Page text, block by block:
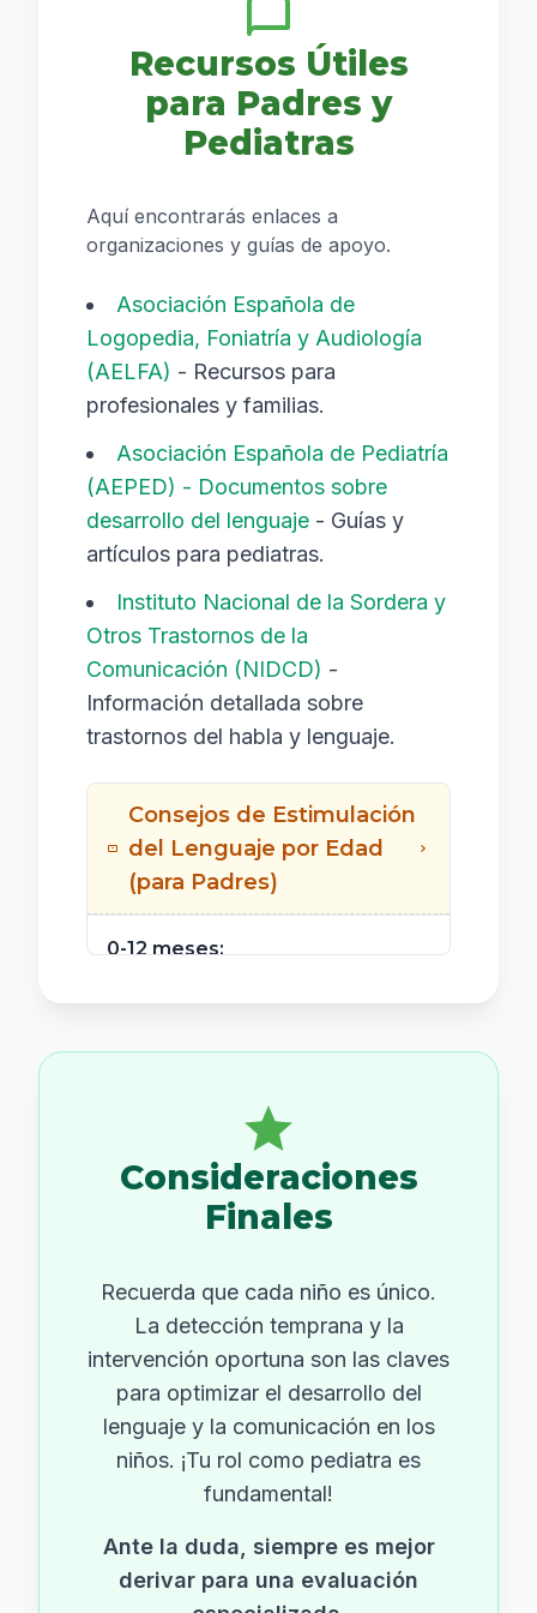
máximo de 1 hora al día de
contenido de alta calidad y siempre
con acompañamiento. El uso
excesivo y no interactivo de
pantallas puede limitar las
oportunidades de interacción
Recursos Útiles
para Padres y
Pediatras
Aquí encontrarás enlaces a
organizaciones y guías de apoyo.
Asociación Española de
Logopedia, Foniatría y Audiología
(AELFA) - Recursos para
profesionales y familias.
Asociación Española de Pediatría
(AEPED) - Documentos sobre
desarrollo del lenguaje - Guías y
artículos para pediatras.
Instituto Nacional de la Sordera y
Otros Trastornos de la
Comunicación (NIDCD) -
Información detallada sobre
trastornos del habla y lenguaje.
Consejos de Estimulación
del Lenguaje por Edad
(para Padres)
0-12 meses:
Nombre objetos que le
interesen al niño.
quiere y a decir palabras simples.
Lea cuentos interactivos.
2-3 años:
Haga preguntas abiertas (que
no se respondan con sí/no).
Expanda lo que el niño dice (si
dice "agua", diga "sí, quieres
Anímelo a narrar eventos del
día.
Consideraciones
Finales
Recuerda que cada niño es único.
La detección temprana y la
intervención oportuna son las claves
para optimizar el desarrollo del
lenguaje y la comunicación en los
niños. ¡Tu rol como pediatra es
fundamental!
Ante la duda, siempre es mejor
derivar para una evaluación